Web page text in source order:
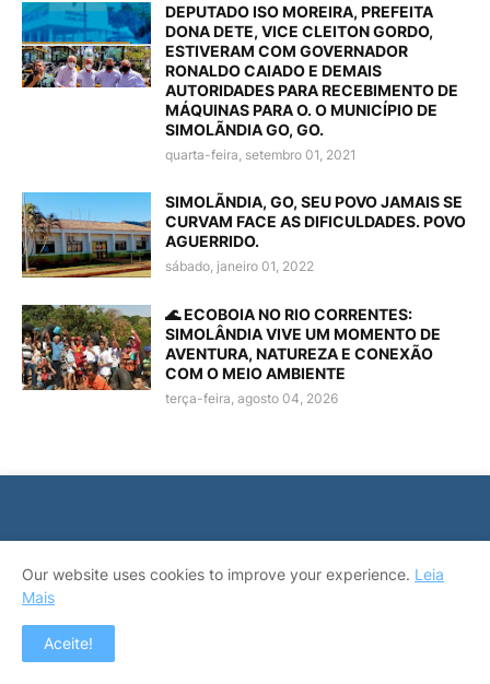
DEPUTADO ISO MOREIRA, PREFEITA
DONA DETE, VICE CLEITON GORDO,
ESTIVERAM COM GOVERNADOR
RONALDO CAIADO E DEMAIS
AUTORIDADES PARA RECEBIMENTO DE
MÁQUINAS PARA O. O MUNICÍPIO DE
SIMOLÃNDIA GO, GO.
quarta-feira, setembro 01, 2021
SIMOLÃNDIA, GO, SEU POVO JAMAIS SE
CURVAM FACE AS DIFICULDADES. POVO
AGUERRIDO.
sábado, janeiro 01, 2022
🌊 ECOBOIA NO RIO CORRENTES:
SIMOLÂNDIA VIVE UM MOMENTO DE
AVENTURA, NATUREZA E CONEXÃO
COM O MEIO AMBIENTE
terça-feira, agosto 04, 2026
PUBLICIDADE
Our website uses cookies to improve your experience. Leia
Mais
Aceite!